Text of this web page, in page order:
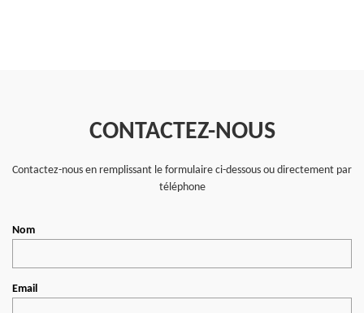
CONTACTEZ-NOUS
Contactez-nous en remplissant le formulaire ci-dessous ou directement par
téléphone
Nom
Email